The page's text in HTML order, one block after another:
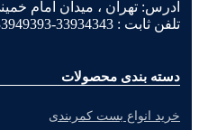
آدرس: تهران ، میدان امام خمینی ،
تلفن ثابت : 33934343-33949393
دسته بندی محصولات
خرید انواع بست کمربندی